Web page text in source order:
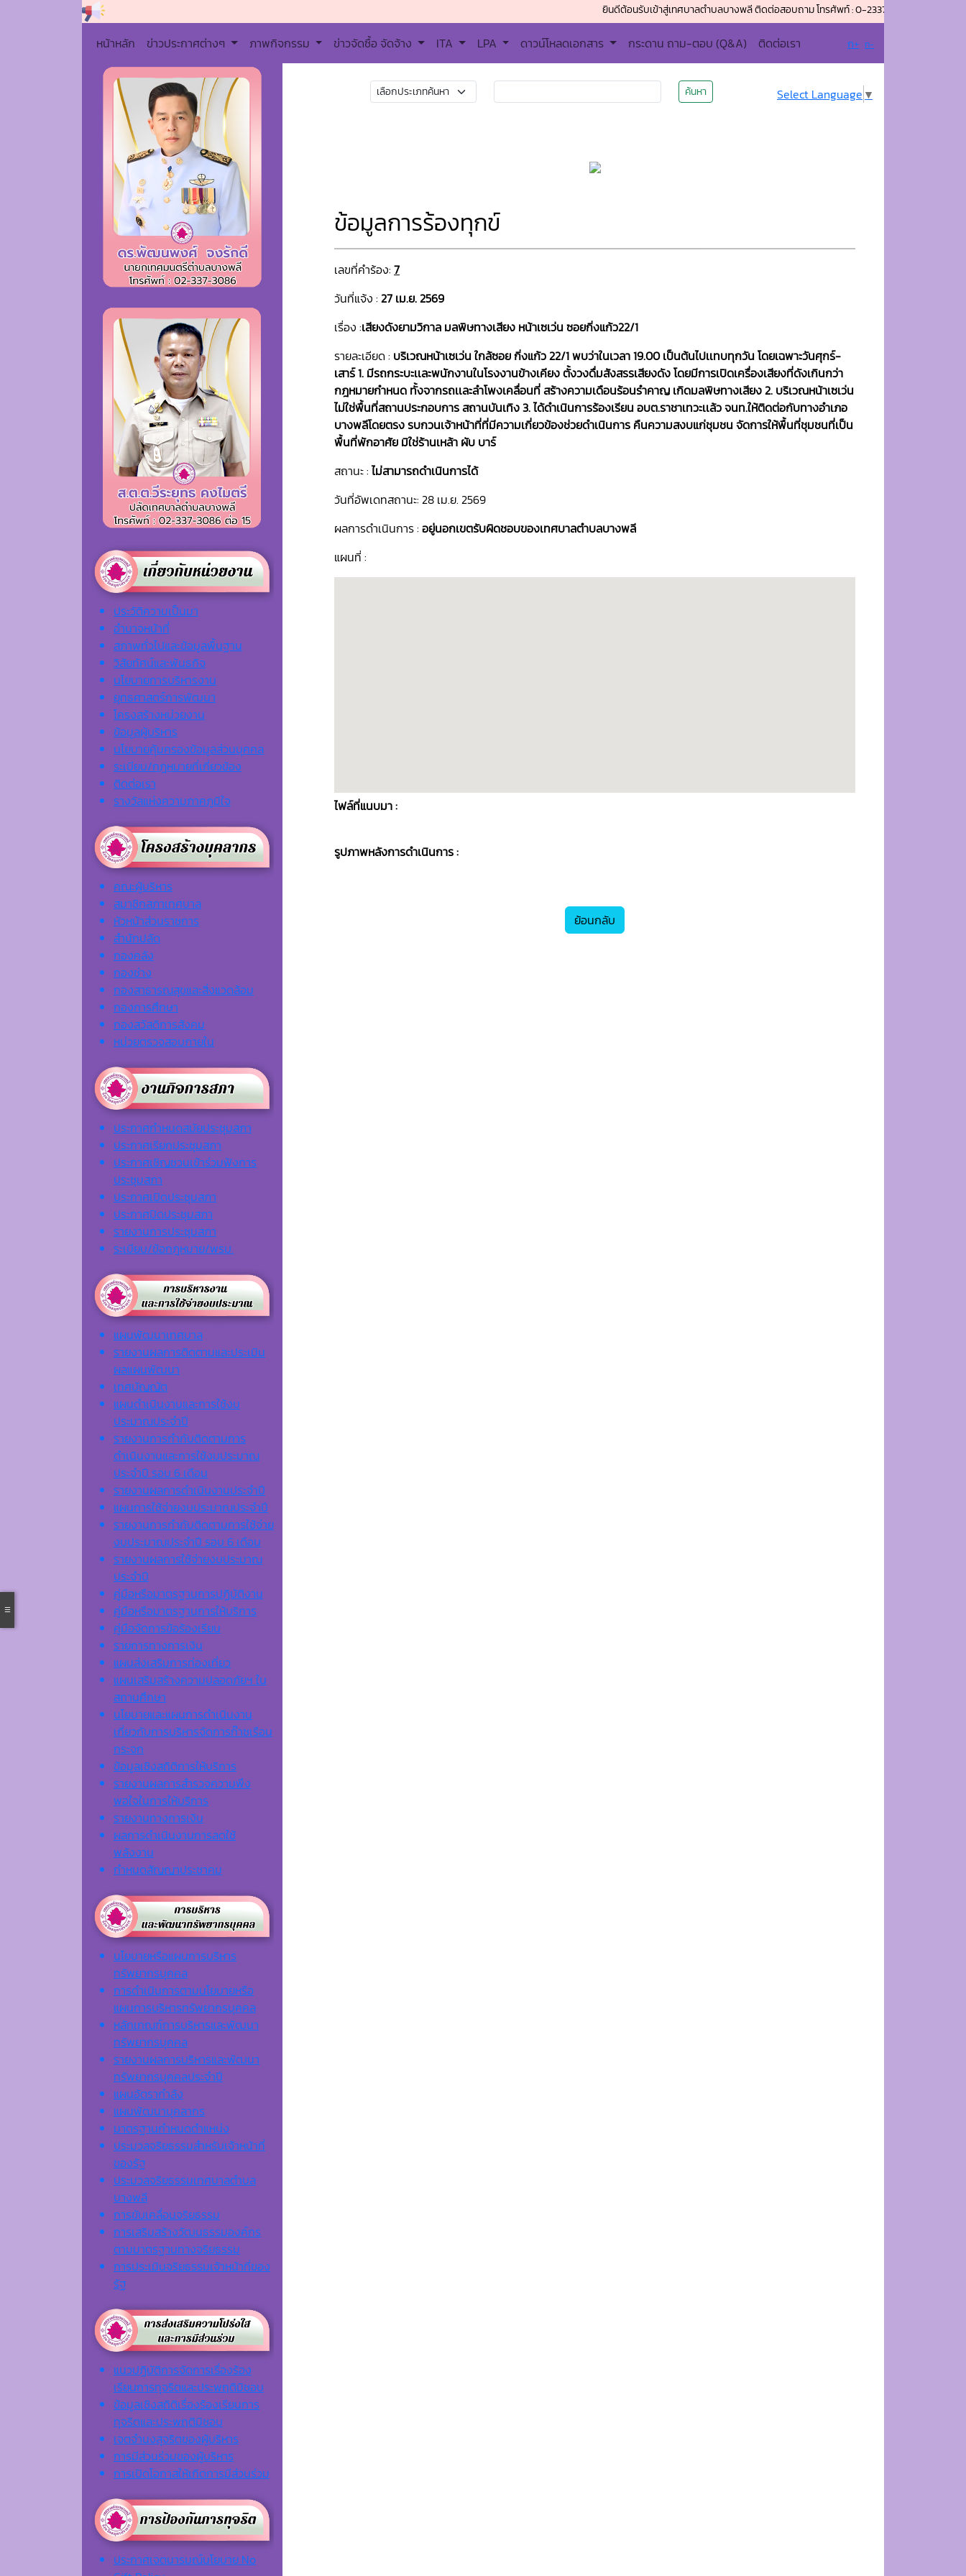
ยินดีต้อนรับเข้าสู่เทศบาลตำบลบางพลี ติดต่อสอบถาม โทรศัพท์ : 0-2337-3086 โทรสาร (แฟกซ์) : 0-
หน้าหลัก ข่าวประกาศต่างๆ ภาพกิจกรรม ข่าวจัดซื้อ จัดจ้าง ITA LPA ดาวน์โหลดเอกสาร กระดาน ถาม-ตอบ (Q&A) ติดต่อเรา ก+ ก-
ประวัติความเป็นมา
อำนาจหน้าที่
สภาพทั่วไปและข้อมูลพื้นฐาน
วิสัยทัศน์และพันธกิจ
นโยบายการบริหารงาน
ยุทธศาสตร์การพัฒนา
โครงสร้างหน่วยงาน
ข้อมูลผู้บริหาร
นโยบายคุ้มครองข้อมูลส่วนบุคคล
ระเบียบ/กฎหมายที่เกี่ยวข้อง
ติดต่อเรา
รางวัลแห่งความภาคภูมิใจ
คณะผู้บริหาร
สมาชิกสภาเทศบาล
หัวหน้าส่วนราชการ
สำนักปลัด
กองคลัง
กองช่าง
กองสาธารณสุขและสิ่งแวดล้อม
กองการศึกษา
กองสวัสดิการสังคม
หน่วยตรวจสอบภายใน
ประกาศกำหนดสมัยประชุมสภา
ประกาศเรียกประชุมสภา
ประกาศเชิญชวนเข้าร่วมฟังการ
ประชุมสภา
ประกาศเปิดประชุมสภา
ประกาศปิดประชุมสภา
รายงานการประชุมสภา
ระเบียบ/ข้อกฎหมาย/พรบ.
แผนพัฒนาเทศบาล
รายงานผลการติดตามและประเมิน
ผลแผนพัฒนา
เทศบัญญัต
แผนดำเนินงานและการใช้งบ
ประมาณประจำปี
รายงานการกำกับติดตามการ
ดำเนินงานและการใช้งบประมาณ
ประจำปี รอบ 6 เดือน
รายงานผลการดำเนินงานประจำปี
แผนการใช้จ่ายงบประมาณประจำปี
รายงานการกำกับติดตามการใช้จ่าย
งบประมาณประจำปี รอบ 6 เดือน
รายงานผลการใช้จ่ายงบประมาณ
ประจำปี
คู่มือหรือมาตรฐานการปฏิบัติงาน
คู่มือหรือมาตรฐานการให้บริการ
คู่มือจัดการข้อร้องเรียน
รายการทางการเงิน
แผนส่งเสริมการท่องเที่ยว
แผนเสริมสร้างความปลอดภัยฯ ใน
สถานศึกษา
นโยบายและแผนการดำเนินงาน
เกี่ยวกับการบริหารจัดการก๊าซเรือน
กระจก
ข้อมูลเชิงสถิติการให้บริการ
รายงานผลการสำรวจความพึง
พอใจในการให้บริการ
รายงานทางการเงิน
ผลการดำเนินงานการลดใช้
พลังงาน
กำหนดสัญญาประชาคม
นโยบายหรือแผนการบริหาร
ทรัพยากรบุคคล
การดำเนินการตามนโยบายหรือ
แผนการบริหารทรัพยากรบุคคล
หลักเกณฑ์การบริหารและพัฒนา
ทรัพยากรบุคคล
รายงานผลการบริหารและพัฒนา
ทรัพยากรบุคคลประจำปี
แผนอัตรากำลัง
แผนพัฒนาบุคลากร
มาตรฐานกำหนดตำแหน่ง
ประมวลจริยธรรมสำหรับเจ้าหน้าที่
ของรัฐ
ประมวลจริยธรรมเทศบาลตำบล
บางพลี
การขับเคลื่อนจริยธรรม
การเสริมสร้างวัฒนธรรมองค์กร
ตามมาตรฐานทางจริยธรรม
การประเมินจริยธรรมเจ้าหน้าที่ของ
รัฐ
แนวปฏิบัติการจัดการเรื่องร้อง
เรียนการทุจริตและประพฤติมิชอบ
ข้อมูลเชิงสถิติเรื่องร้องเรียนการ
ทุจริตและประพฤติมิชอบ
เจตจํานงสุจริตของผู้บริหาร
การมีส่วนร่วมของผู้บริหาร
การเปิดโอกาสให้เกิดการมีส่วนร่วม
ประกาศเจตนารมณ์นโยบาย No
ค้นหา Select Language ▼
ข้อมูลการร้องทุกข์
เลขที่คำร้อง: 7
วันที่แจ้ง : 27 เม.ย. 2569
เรื่อง :เสียงดังยามวิกาล มลพิษทางเสียง หน้าเซเว่น ซอยกิ่งแก้ว22/1
รายละเอียด : บริเวณหน้าเซเว่น ใกล้ซอย กิ่งแก้ว 22/1 พบว่าในเวลา 19.00 เป็นต้นไปเเทบทุกวัน โดยเฉพาะวันศุกร์-
เสาร์ 1. มีรถกระบะเเละพนักงานในโรงงานข้างเคียง ตั้งวงดื่มสังสรรเสียงดัง โดยมีการเปิดเครื่องเสียงที่ดังเกินกว่า
กฎหมายกำหนด ทั้งจากรถเเละลำโพงเคลื่อนที่ สร้างความเดือนร้อนรำคาญ เกิดมลพิษทางเสียง 2. บริเวณหน้าเซเว่น
ไม่ใช่พื้นที่สถานประกอบการ สถานบันเทิง 3. ได้ดำเนินการร้องเรียน อบต.ราชาเทวะเเล้ว จนท.ให้ติดต่อกับทางอำเภอ
บางพลีโดยตรง รบกวนเจ้าหน้าที่ที่มีความเกี่ยวข้องช่วยดำเนินการ คืนความสงบแก่ชุมชน จัดการให้พื้นที่ชุมชนที่เป็น
พื้นที่พักอาศัย มิใช่ร้านเหล้า ผับ บาร์
สถานะ : ไม่สามารถดำเนินการได้
วันที่อัพเดทสถานะ: 28 เม.ย. 2569
ผลการดำเนินการ : อยู่นอกเขตรับผิดชอบของเทศบาลตำบลบางพลี
แผนที่ :
ไฟล์ที่แนบมา :
รูปภาพหลังการดำเนินการ :
ย้อนกลับ